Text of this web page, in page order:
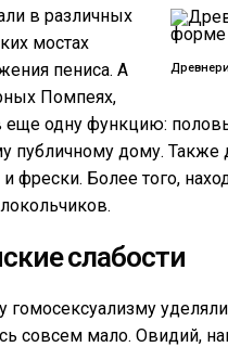
в различных
мостах
пениса. А
Помпеях,
одну функцию:
публичному дому.
фрески. Более того,
слабости
совсем мало. Овидий,